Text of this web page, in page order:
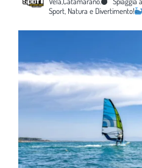
Sport, Natura e Divertimento!